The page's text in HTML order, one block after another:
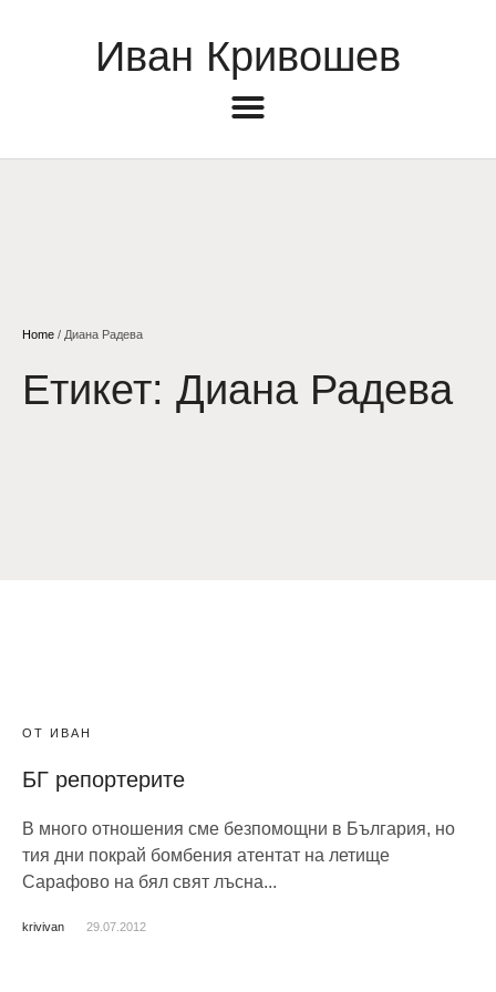
Иван Кривошев
Home / Диана Радева
Етикет: Диана Радева
ОТ ИВАН
БГ репортерите
В много отношения сме безпомощни в България, но
тия дни покрай бомбения атентат на летище
Сарафово на бял свят лъсна...
krivivan 29.07.2012